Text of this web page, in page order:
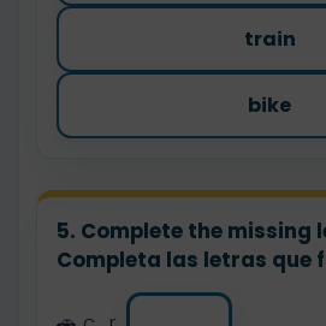
train
bike
5. Complete the missing
Completa las letras que